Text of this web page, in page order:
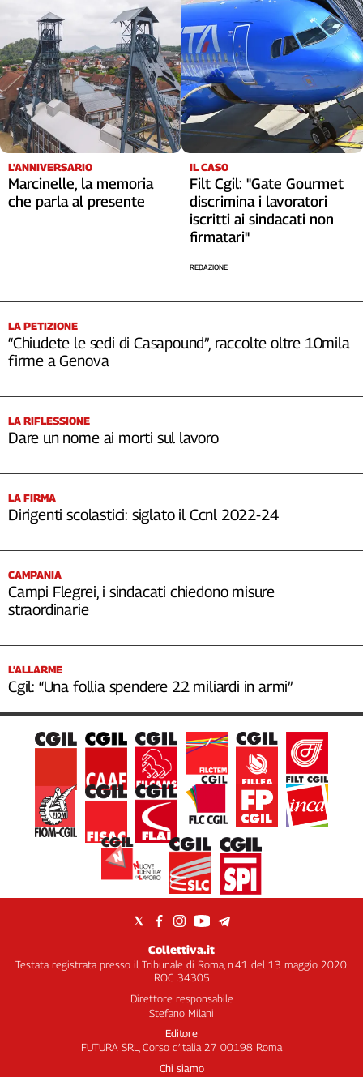
L'ANNIVERSARIO
Marcinelle, la memoria
che parla al presente
IL CASO
Filt Cgil: "Gate Gourmet
discrimina i lavoratori
iscritti ai sindacati non
firmatari"
REDAZIONE
LA PETIZIONE
“Chiudete le sedi di Casapound”, raccolte oltre 10mila
firme a Genova
LA RIFLESSIONE
Dare un nome ai morti sul lavoro
LA FIRMA
Dirigenti scolastici: siglato il Ccnl 2022-24
CAMPANIA
Campi Flegrei, i sindacati chiedono misure
straordinarie
L’ALLARME
Cgil: “Una follia spendere 22 miliardi in armi”
Collettiva.it
Testata registrata presso il Tribunale di Roma, n.41 del 13 maggio 2020.
ROC 34305
Direttore responsabile
Stefano Milani
Editore
FUTURA SRL, Corso d’Italia 27 00198 Roma
Chi siamo